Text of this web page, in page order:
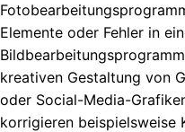
Elemente oder Fehler in
kreativen Gestaltung von
oder Social-Media-
korrigieren beispielsweise